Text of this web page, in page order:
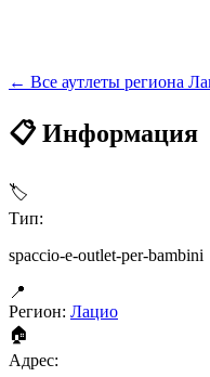
← Все аутлеты региона
📋 Информация
🏷
Тип:
spaccio-e-outlet-per-bambini
📍
Регион: Лацио
🏠
Адрес: